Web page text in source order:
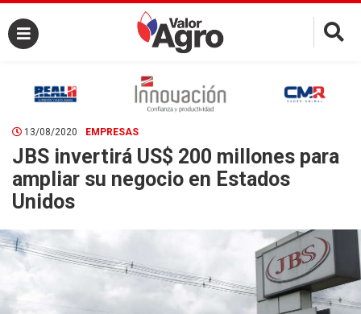
×
13/08/2020 EMPRESAS
JBS invertirá US$ 200 millones para
ampliar su negocio en Estados
Unidos